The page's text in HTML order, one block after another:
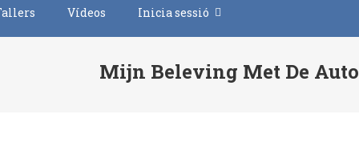
Vídeos Inicia sessió
Mijn Beleving Met De